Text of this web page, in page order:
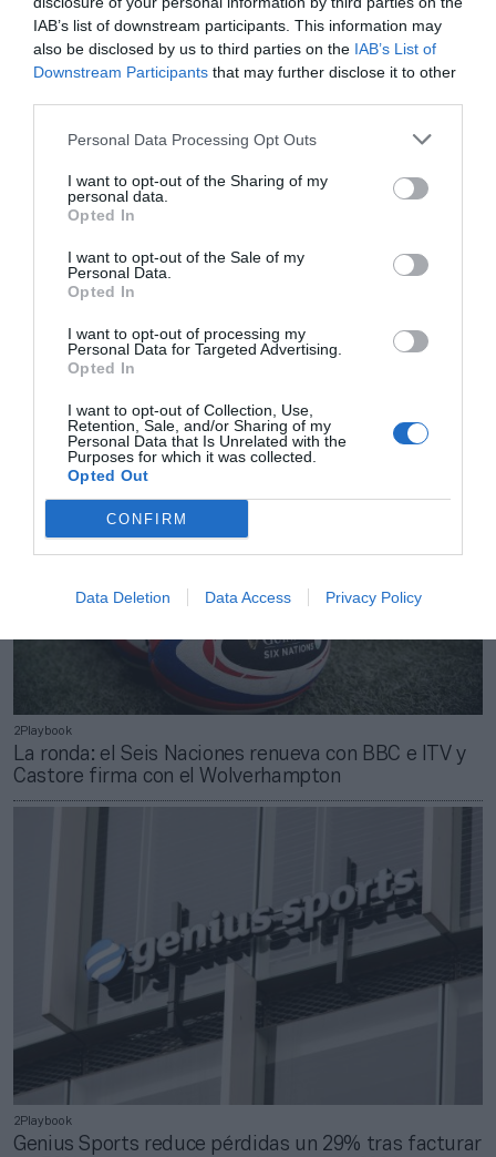
IAB’s list of downstream participants. This information may
also be disclosed by us to third parties on the IAB’s List of
Downstream Participants that may further disclose it to other
Personal Data Processing Opt Outs
I want to opt-out of the Sharing of my
personal data.
Opted In
I want to opt-out of the Sale of my
Personal Data.
Opted In
I want to opt-out of processing my
Personal Data for Targeted Advertising.
Opted In
I want to opt-out of Collection, Use,
Retention, Sale, and/or Sharing of my
Personal Data that Is Unrelated with the
Purposes for which it was collected.
Opted Out
CONFIRM
Data Deletion Data Access Privacy Policy
2Playbook
Juan Roig refuerza su apuesta por el deporte: 1,2
2Playbook
La ronda: el Seis Naciones renueva con BBC e ITV y
Castore firma con el Wolverhampton
2Playbook
Genius Sports reduce pérdidas un 29% tras facturar